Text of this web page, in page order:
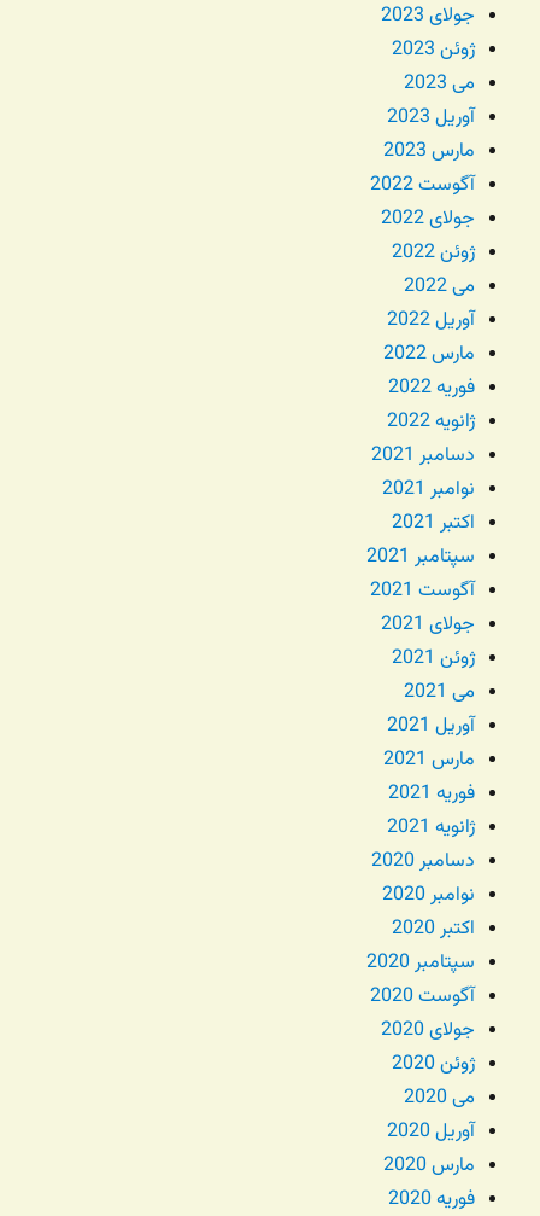
جولای 2023
ژوئن 2023
می 2023
آوریل 2023
مارس 2023
آگوست 2022
جولای 2022
ژوئن 2022
می 2022
آوریل 2022
مارس 2022
فوریه 2022
ژانویه 2022
دسامبر 2021
نوامبر 2021
اکتبر 2021
سپتامبر 2021
آگوست 2021
جولای 2021
ژوئن 2021
می 2021
آوریل 2021
مارس 2021
فوریه 2021
ژانویه 2021
دسامبر 2020
نوامبر 2020
اکتبر 2020
سپتامبر 2020
آگوست 2020
جولای 2020
ژوئن 2020
می 2020
آوریل 2020
مارس 2020
فوریه 2020